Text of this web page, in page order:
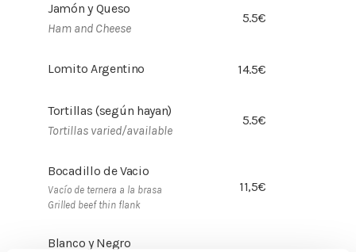
Jamón y Queso
Ham and Cheese
5.5€
Lomito Argentino 14.5€
Tortillas (según hayan)
Tortillas varied/available
5.5€
Bocadillo de Vacio
Vacío de ternera a la brasa
Grilled beef thin flank
11,5€
Blanco y Negro